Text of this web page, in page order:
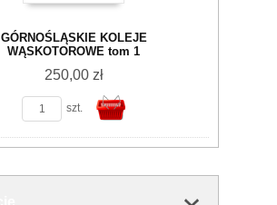
koszyka
GÓRNOŚLĄSKIE KOLEJE
WĄSKOTOROWE tom 1
250,00 zł
szt.